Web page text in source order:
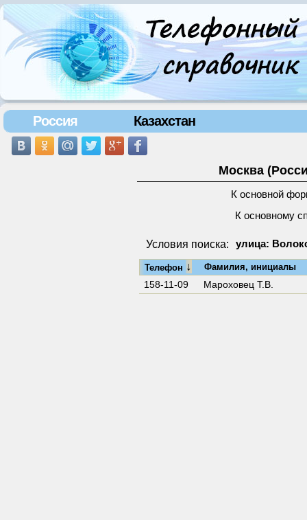
Россия Казахстан
Москва
К основной
К основному
Условия поиска: улица:
Телефон ↓ Фамилия, инициалы
158-11-09 Мароховец Т.В.